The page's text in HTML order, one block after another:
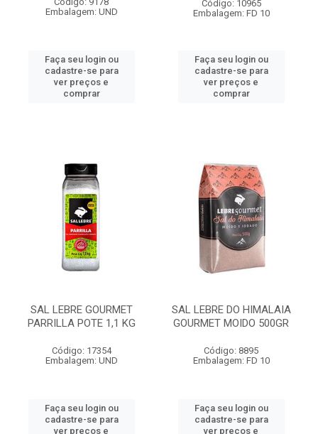
Embalagem: UND
Faça seu login ou
cadastre-se para
ver preços e
comprar
Código: 10965
Embalagem: FD 10
Faça seu login ou
cadastre-se para
ver preços e
comprar
SAL LEBRE GOURMET
PARRILLA POTE 1,1 KG
Código: 17354
Embalagem: UND
Faça seu login ou
cadastre-se para
ver preços e
SAL LEBRE DO HIMALAIA
GOURMET MOIDO 500GR
Código: 8895
Embalagem: FD 10
Faça seu login ou
cadastre-se para
ver preços e